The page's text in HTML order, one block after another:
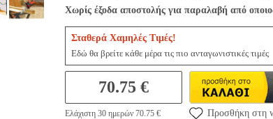
Χωρίς έξοδα αποστολής για παραλαβή από
Σταθερά Χαμηλές Τιμές!
Εδώ θα βρείτε κάθε μέρα τις πιο ανταγωνιστικές τιμές
70.75 €
Ελάχιστη 30 ημερών 70.75 €
Προσθήκη στη